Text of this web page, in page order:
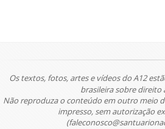
Os textos, fotos, artes e vídeos do A12
brasileira sobre direito
Não reproduza o conteúdo em outro meio
impresso, sem autorização